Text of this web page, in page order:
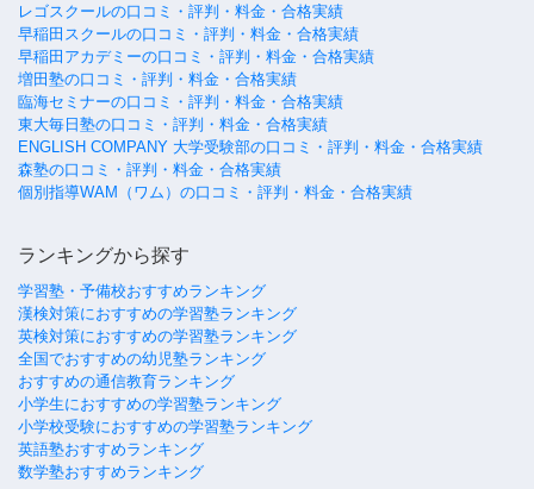
レゴスクールの口コミ・評判・料金・合格実績
早稲田スクールの口コミ・評判・料金・合格実績
早稲田アカデミーの口コミ・評判・料金・合格実績
増田塾の口コミ・評判・料金・合格実績
臨海セミナーの口コミ・評判・料金・合格実績
東大毎日塾の口コミ・評判・料金・合格実績
ENGLISH COMPANY 大学受験部の口コミ・評判・料金・合格実績
森塾の口コミ・評判・料金・合格実績
個別指導WAM（ワム）の口コミ・評判・料金・合格実績
ランキングから探す
学習塾・予備校おすすめランキング
漢検対策におすすめの学習塾ランキング
英検対策におすすめの学習塾ランキング
全国でおすすめの幼児塾ランキング
おすすめの通信教育ランキング
小学生におすすめの学習塾ランキング
小学校受験におすすめの学習塾ランキング
英語塾おすすめランキング
数学塾おすすめランキング